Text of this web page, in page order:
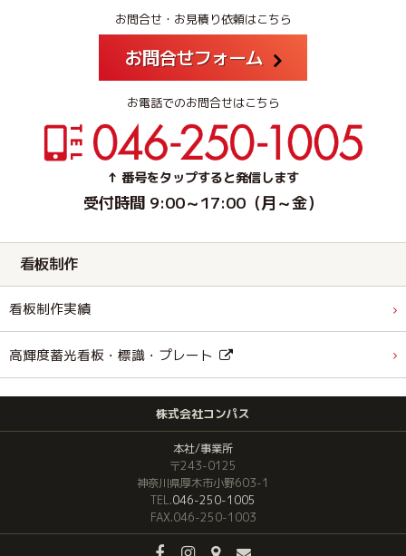
お問合せ・お見積り依頼はこちら
お問合せフォーム
お電話でのお問合せはこちら
↑ 番号をタップすると発信します
受付時間 9:00～17:00（月～金）
看板制作
看板制作実績
高輝度蓄光看板・標識・プレート
株式会社コンパス
本社/事業所
〒243-0125
神奈川県厚木市小野603-1
TEL.046-250-1005
FAX.046-250-1003